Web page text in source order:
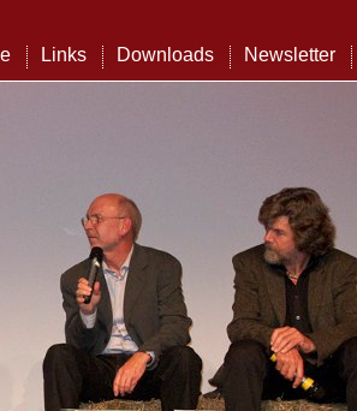
Links Downloads Newsletter